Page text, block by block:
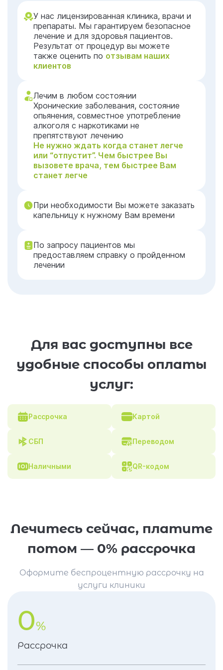
У нас лицензированная клиника, врачи и
препараты. Мы гарантируем безопасное
лечение и для здоровья пациентов.
Результат от процедур вы можете
также оценить по отзывам наших
клиентов
Лечим в любом состоянии
Хронические заболевания, состояние
опьянения, совместное употребление
алкоголя с наркотиками не
препятствуют лечению
Не нужно ждать когда станет легче
или “отпустит”. Чем быстрее Вы
вызовете врача, тем быстрее Вам
станет легче
При необходимости Вы можете заказать
капельницу к нужному Вам времени
По запросу пациентов мы
предоставляем справку о пройденном
лечении
Для вас доступны все
удобные способы оплаты
услуг:
Рассрочка Картой
СБП Переводом
Наличными QR-кодом
Лечитесь сейчас, платите
потом — 0% рассрочка
Оформите беспроцентную рассрочку на
услуги клиники
0%
Рассрочка